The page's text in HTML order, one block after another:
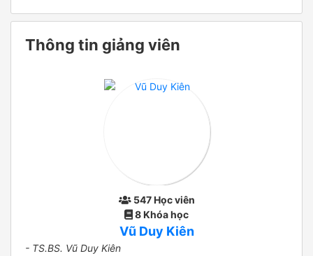
Thông tin giảng viên
547 Học viên
8 Khóa học
Vũ Duy Kiên
- TS.BS. Vũ Duy Kiên